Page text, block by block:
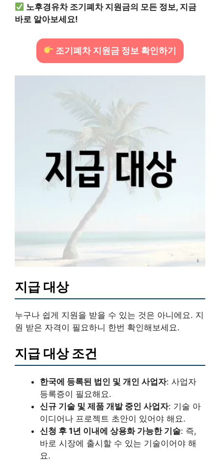
노후경유차 조기폐차 지원금의 모든 정보, 지금
바로 알아보세요!
조기폐차 지원금 정보 확인하기
지급 대상
누구나 쉽게 지원을 받을 수 있는 것은 아니에요. 지
원 받은 자격이 필요하니 한번 확인해보세요.
지급 대상 조건
한국에 등록된 법인 및 개인 사업자: 사업자
등록증이 필요해요.
신규 기술 및 제품 개발 중인 사업자: 기술 아
이디어나 프로젝트 초안이 있어야 해요.
신청 후 1년 이내에 상용화 가능한 기술: 즉,
바로 시장에 출시할 수 있는 기술이어야 해
요.